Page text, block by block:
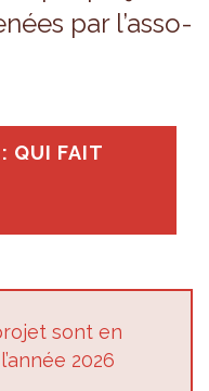
par l’as­so­
QUI FAIT
sont en
2026